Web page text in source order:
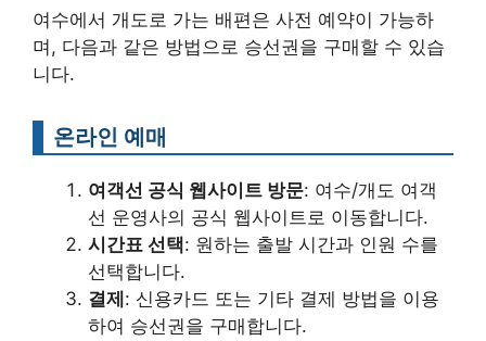
여수에서 개도로 가는 배편은 사전 예약이 가능하
며, 다음과 같은 방법으로 승선권을 구매할 수 있습
니다.
온라인 예매
여객선 공식 웹사이트 방문: 여수/개도 여객
선 운영사의 공식 웹사이트로 이동합니다.
시간표 선택: 원하는 출발 시간과 인원 수를
선택합니다.
결제: 신용카드 또는 기타 결제 방법을 이용
하여 승선권을 구매합니다.